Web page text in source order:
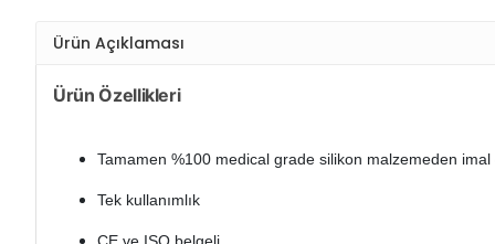
Ürün Açıklaması
Ürün Özellikleri
Tamamen %100 medical grade silikon malzemeden imal
Tek kullanımlık